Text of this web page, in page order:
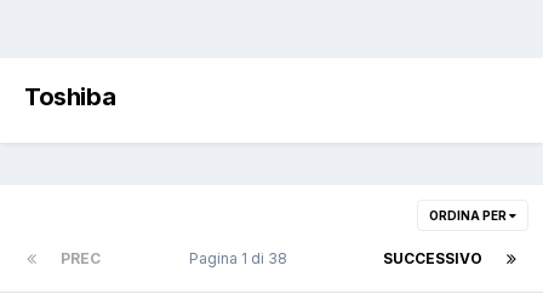
Toshiba
ORDINA PER
PREC SUCCESSIVO
Pagina 1 di 38